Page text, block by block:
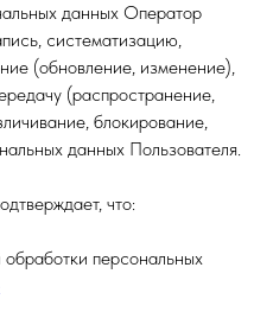
данных Оператор
систематизацию,
(обновление, изменение),
(распространение,
блокирование,
данных Пользователя.
что:
персональных